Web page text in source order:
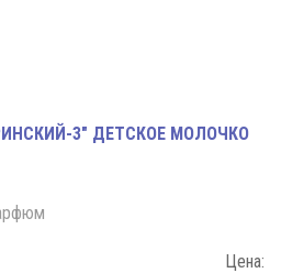
3" ДЕТСКОЕ МОЛОЧКО
Цена: